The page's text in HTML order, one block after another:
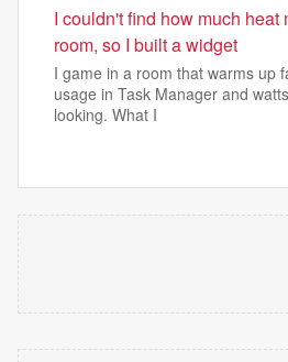
I couldn't find how much heat
room, so I built a widget
I game in a room that warms up
usage in Task Manager and
looking. What I